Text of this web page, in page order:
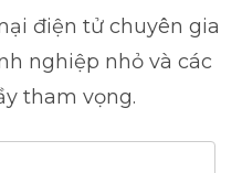
điện tử chuyên gia
nghiệp nhỏ và các
tham vọng.